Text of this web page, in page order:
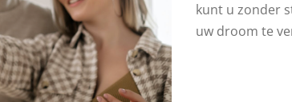
kunt u zonder
uw droom te